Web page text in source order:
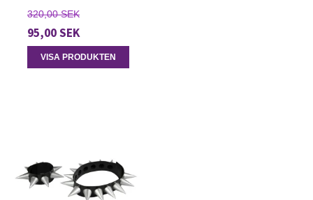
320,00 SEK
95,00 SEK
VISA PRODUKTEN